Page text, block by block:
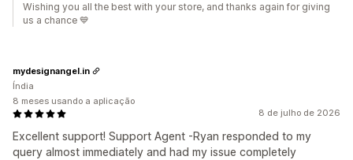
Wishing you all the best with your store, and thanks again for giving
us a chance 💙
8 de julho de 2026
Excellent support! Support Agent -Ryan responded to my
query almost immediately and had my issue completely
mydesignangel.in
Índia
8 meses usando a aplicação